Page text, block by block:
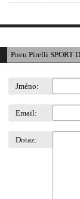
Pneu Pirelli SPORT
Jméno:
Email:
Dotaz: